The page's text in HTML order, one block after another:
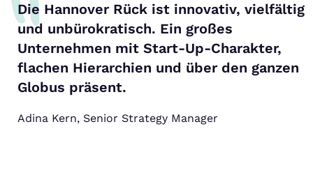
Die Hannover Rück ist innovativ, vielfältig
und unbürokratisch. Ein großes
Unternehmen mit Start-Up-Charakter,
flachen Hierarchien und über den ganzen
Globus präsent.
Adina Kern, Senior Strategy Manager